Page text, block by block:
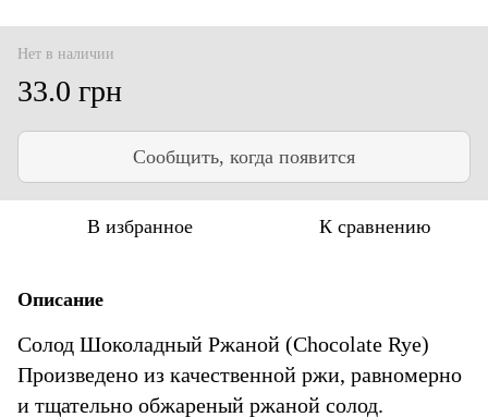
Нет в наличии
33.0 грн
Сообщить, когда появится
В избранное К сравнению
Описание
Солод Шоколадный Ржаной (Chocolate Rye)
Произведено из качественной ржи, равномерно
и тщательно обжареный ржаной солод.